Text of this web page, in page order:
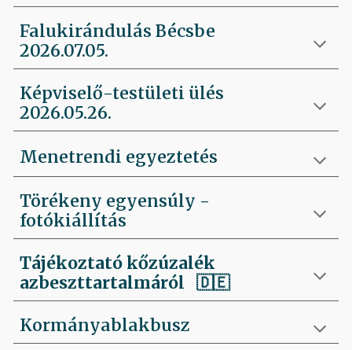
Falukirándulás Bécsbe
2026.07.05.
Képviselő-testületi ülés
2026.05.26.
Menetrendi egyeztetés
Törékeny egyensúly -
fotókiállítás
Tájékoztató kőzúzalék
azbeszttartalmáról 🇩🇪
Kormányablakbusz